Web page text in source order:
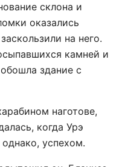
склона и
оказались
на него.
камней и
здание с
наготове,
когда Урэ
успехом.